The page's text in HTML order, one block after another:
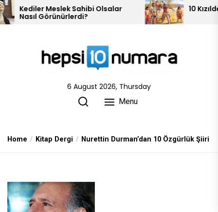
Skip
to
Olsalar
10 Kızılderili Kabilesi
6 August 2026, Thursday
Menu
Home Kitap Dergi Nurettin Durman’dan 10 Özgürlük Şiiri